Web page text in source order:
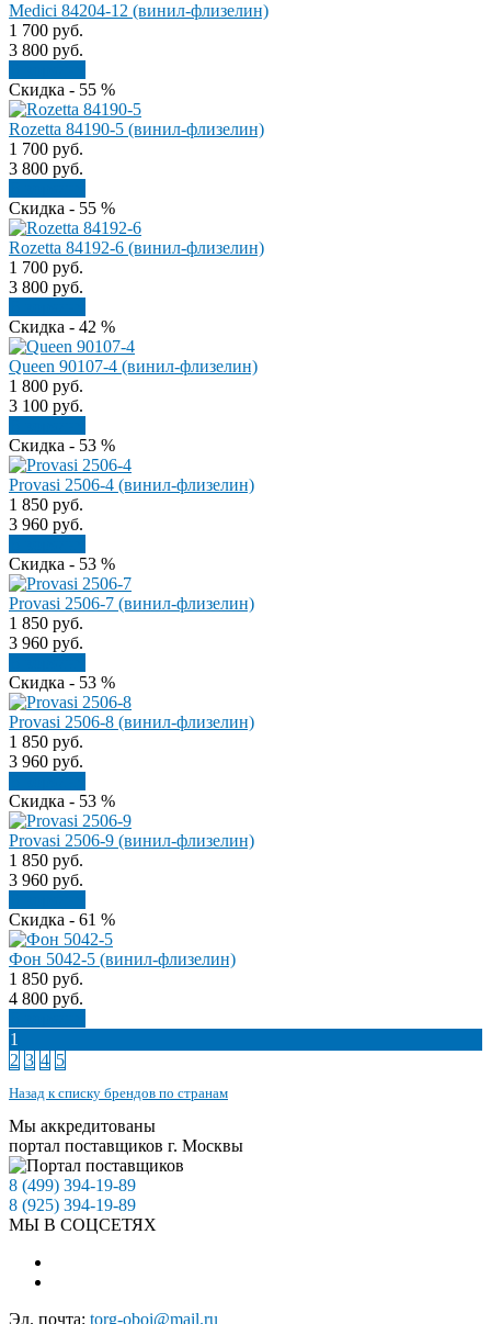
Medici 84204-12 (винил-флизелин)
1 700 руб.
3 800 руб.
Скидка - 55 %
Rozetta 84190-5 (винил-флизелин)
1 700 руб.
3 800 руб.
Скидка - 55 %
Rozetta 84192-6 (винил-флизелин)
1 700 руб.
3 800 руб.
Скидка - 42 %
Queen 90107-4 (винил-флизелин)
1 800 руб.
3 100 руб.
Скидка - 53 %
Provasi 2506-4 (винил-флизелин)
1 850 руб.
3 960 руб.
Скидка - 53 %
Provasi 2506-7 (винил-флизелин)
1 850 руб.
3 960 руб.
Скидка - 53 %
Provasi 2506-8 (винил-флизелин)
1 850 руб.
3 960 руб.
Скидка - 53 %
Provasi 2506-9 (винил-флизелин)
1 850 руб.
3 960 руб.
Скидка - 61 %
Фон 5042-5 (винил-флизелин)
1 850 руб.
4 800 руб.
1
2 3 4 5
Назад к списку брендов по странам
Мы аккредитованы
портал поставщиков г. Москвы
8 (499) 394-19-89
8 (925) 394-19-89
МЫ В СОЦСЕТЯХ
Эл. почта: torg-oboi@mail.ru